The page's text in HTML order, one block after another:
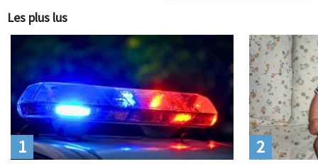
Les plus lus
1 2